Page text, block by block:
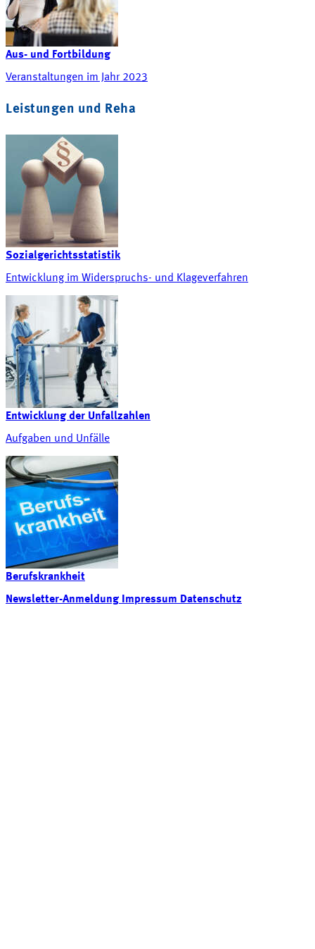
Aus- und Fortbildung
Veranstaltungen im Jahr 2023
Leistungen und Reha
Sozialgerichtsstatistik
Entwicklung im Widerspruchs- und Klageverfahren
Entwicklung der Unfallzahlen
Aufgaben und Unfälle
Berufskrankheit
Newsletter-Anmeldung
Impressum Datenschutz